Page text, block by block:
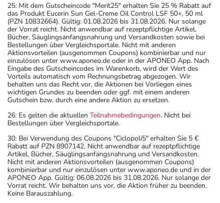
25: Mit dem Gutscheincode "Merit25" erhalten Sie 25 % Rabatt auf
das Produkt Eucerin Sun Gel-Creme Oil Control LSF 50+, 50 ml
(PZN 10832664). Gültig: 01.08.2026 bis 31.08.2026. Nur solange
der Vorrat reicht. Nicht anwendbar auf rezeptpflichtige Artikel,
Bücher, Säuglingsanfangsnahrung und Versandkosten sowie bei
Bestellungen über Vergleichsportale. Nicht mit anderen
Aktionsvorteilen (ausgenommen Coupons) kombinierbar und nur
einzulösen unter www.aponeo.de oder in der APONEO App. Nach
Eingabe des Gutscheincodes im Warenkorb, wird der Wert des
Vorteils automatisch vom Rechnungsbetrag abgezogen. Wir
behalten uns das Recht vor, die Aktionen bei Vorliegen eines
wichtigen Grundes zu beenden oder ggf. mit einem anderen
Gutschein bzw. durch eine andere Aktion zu ersetzen.
26: Es gelten die aktuellen Teilnahmebedingungen. Nicht bei
Bestellungen über Vergleichsportale.
30: Bei Verwendung des Coupons "Ciclopoli5" erhalten Sie 5 €
Rabatt auf PZN 8907142. Nicht anwendbar auf rezeptpflichtige
Artikel, Bücher, Säuglingsanfangsnahrung und Versandkosten.
Nicht mit anderen Aktionsvorteilen (ausgenommen Coupons)
kombinierbar und nur einzulösen unter www.aponeo.de und in der
APONEO App. Gültig: 06.08.2026 bis 31.08.2026. Nur solange der
Vorrat reicht. Wir behalten uns vor, die Aktion früher zu beenden.
Keine Barauszahlung.